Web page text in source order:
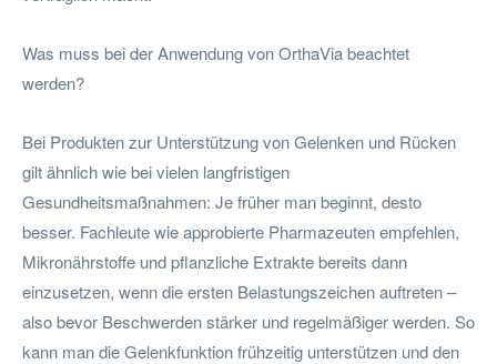
Was muss bei der Anwendung von OrthaVia beachtet
werden?
Bei Produkten zur Unterstützung von Gelenken und Rücken
gilt ähnlich wie bei vielen langfristigen
Gesundheitsmaßnahmen: Je früher man beginnt, desto
besser. Fachleute wie approbierte Pharmazeuten empfehlen,
Mikronährstoffe und pflanzliche Extrakte bereits dann
einzusetzen, wenn die ersten Belastungszeichen auftreten –
also bevor Beschwerden stärker und regelmäßiger werden. So
kann man die Gelenkfunktion frühzeitig unterstützen und den